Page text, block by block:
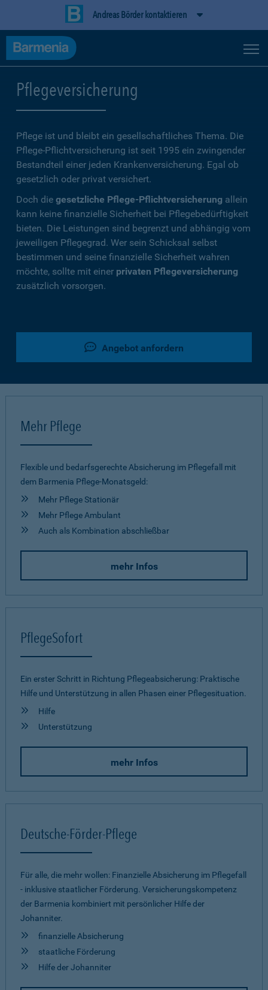
Andreas Börder kontaktieren
Pflegeversicherung
Pflege ist und bleibt ein gesellschaftliches Thema. Die
Pflege-Pflichtversicherung ist seit 1995 ein zwingender
Bestandteil einer jeden Krankenversicherung. Egal ob
gesetzlich oder privat versichert.
Doch die gesetzliche Pflege-Pflichtversicherung allein
kann keine finanzielle Sicherheit bei Pflegebedürftigkeit
bieten. Die Leistungen sind begrenzt und abhängig vom
jeweiligen Pflegegrad. Wer sein Schicksal selbst
bestimmen und seine finanzielle Sicherheit wahren
möchte, sollte mit einer privaten Pflegeversicherung
zusätzlich vorsorgen.
Angebot anfordern
Mehr Pflege
Flexible und bedarfsgerechte Absicherung im Pflegefall mit
dem Barmenia Pflege-Monatsgeld:
Mehr Pflege Stationär
Mehr Pflege Ambulant
Auch als Kombination abschließbar
mehr Infos
PflegeSofort
Ein erster Schritt in Richtung Pflegeab­sicherung: Praktische
Hilfe und Unterstützung in allen Phasen einer Pflegesituation.
Hilfe
Unterstützung
mehr Infos
Deutsche-Förder-Pflege
Für alle, die mehr wollen: Finanzielle Absicherung im Pflegefall
- inklusive staatlicher Förderung. Versicherungskompetenz
der Barmenia kombiniert mit persönlicher Hilfe der
Johanniter.
finanzielle Absicherung
staatliche Förderung
Hilfe der Johanniter